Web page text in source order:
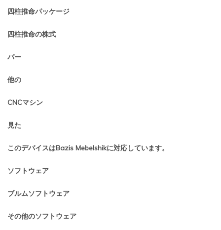
四柱推命パッケージ
四柱推命の株式
パー
他の
CNCマシン
見た
このデバイスはBazis Mebelshikに対応しています。
ソフトウェア
ブルムソフトウェア
その他のソフトウェア